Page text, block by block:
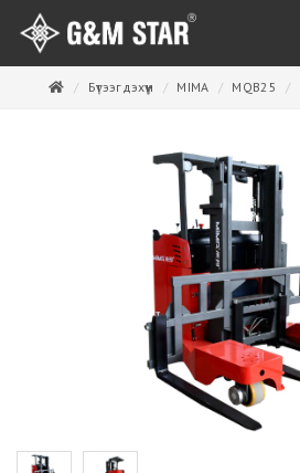
Бүтээгдэхүүн MIMA MQB25